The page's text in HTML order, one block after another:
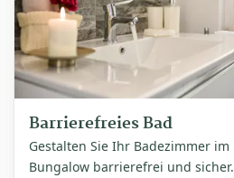
Barrierefreies Bad
Gestalten Sie Ihr Badezimmer im
Bungalow barrierefrei und sicher.